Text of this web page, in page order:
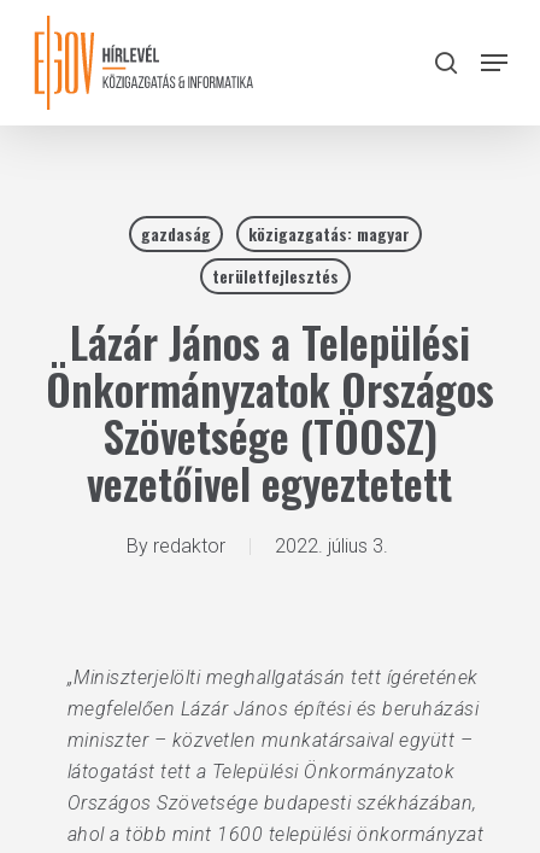
content
search
Menu
gazdaság
közigazgatás: magyar
területfejlesztés
Lázár János a Települési
Önkormányzatok Országos
Szövetsége (TÖOSZ)
vezetőivel egyeztetett
By redaktor 2022. július 3.
„Miniszterjelölti meghallgatásán tett ígéretének
megfelelően Lázár János építési és beruházási
miniszter – közvetlen munkatársaival együtt –
látogatást tett a Települési Önkormányzatok
Országos Szövetsége budapesti székházában,
ahol a több mint 1600 települési önkormányzat
Close